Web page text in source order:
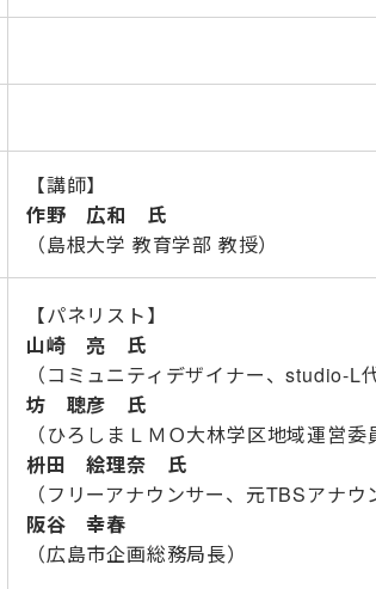
【講師】
作野 広和​​ 氏
（島根大学 教育学部 教授）
【パネリスト】
山崎 亮​ 氏
（コミュニティデザイナー、studio-L代
坊 聰彦 氏​
（ひろしまＬＭＯ大林学区地域運営委
枡田 絵理奈 氏​
（フリーアナウンサー、元TBSアナウ
阪谷 幸春​
（広島市企画総務局長）